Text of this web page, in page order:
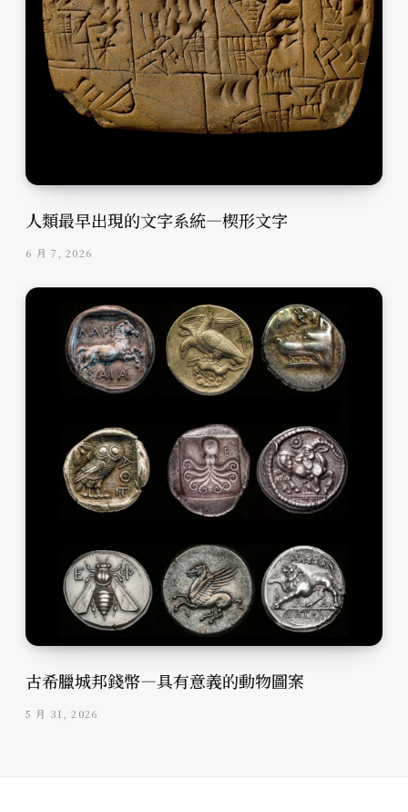
人類最早出現的文字系統—楔形文字
6 月 7, 2026
古希臘城邦錢幣—具有意義的動物圖案
5 月 31, 2026